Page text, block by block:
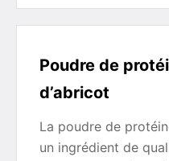
Poudre de
d’abricot
La poudre de
un ingrédient de